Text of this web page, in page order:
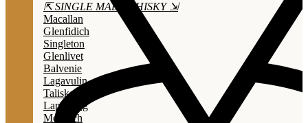
⇱ SINGLE MALT WHISKY ⇲
Macallan
Glenfidich
Singleton
Glenlivet
Balvenie
Lagavulin
Talisker
Laphroaig
Mortlach